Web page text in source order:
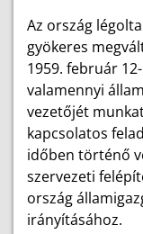
Az ország
gyökeres
1959. február
valamennyi
vezetőjét
kapcsolatos
időben történő
szervezeti
ország
irányításához.